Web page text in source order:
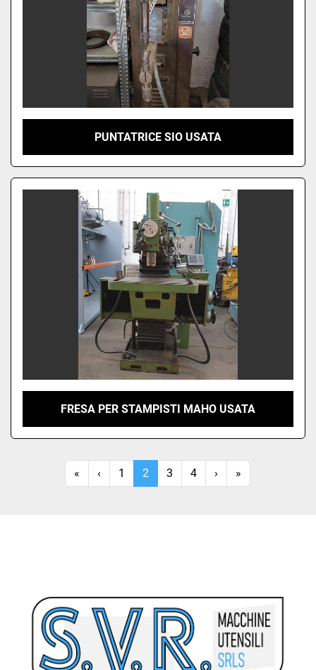
PUNTATRICE SIO USATA
FRESA PER STAMPISTI MAHO USATA
« ‹ 1 2 3 4 › »